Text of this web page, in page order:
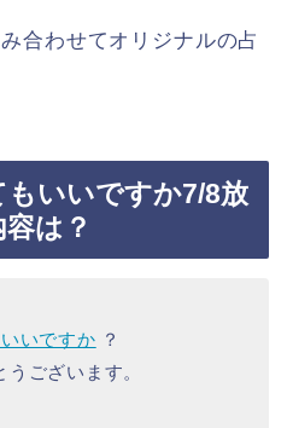
合わせてオリジナルの占
いいですか7/8放
は？
いですか ？
ございます。